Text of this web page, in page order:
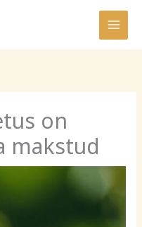
on
makstud